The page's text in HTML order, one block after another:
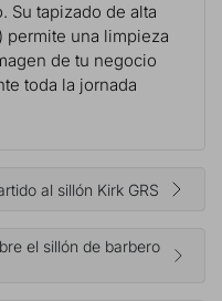
Su tapizado de alta
permite una limpieza
de tu negocio
toda la jornada
al sillón Kirk GRS
el sillón de barbero